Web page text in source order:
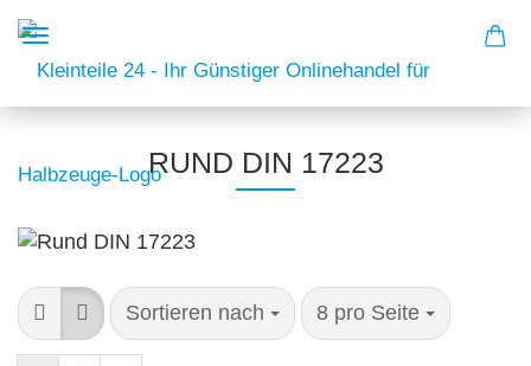
RUND DIN 17223
Sortieren nach 8 pro Seite